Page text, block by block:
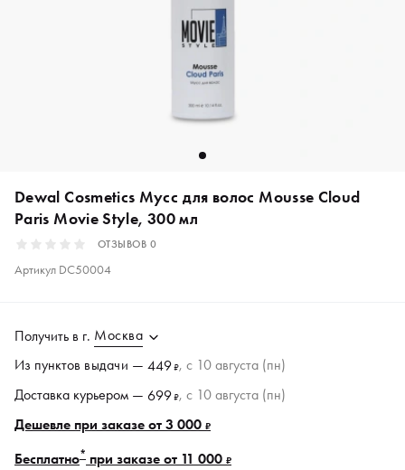
Dewal Cosmetics Мусс для волос Mousse Cloud
Paris Movie Style, 300 мл
ОТЗЫВОВ 0
Артикул DC50004
Получить в г. Москва
Из пунктов выдачи — 449₽, c 10 августа (пн)
Доставка курьером — 699₽, c 10 августа (пн)
Дешевле при заказе от 3 000 ₽
Бесплатно* при заказе от 11 000 ₽